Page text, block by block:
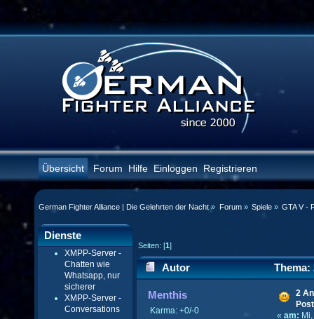
Übersicht Forum Hilfe Einloggen Registrieren
German Fighter Alliance | Die Gelehrten der Nacht» Forum» Spiele» GTA V -
Dienste
XMPP-Server -
Chatten wie
Whatsapp, nur
sicherer
XMPP-Server -
Conversations
Seiten: [1]
Autor
Thema:
(Gelesen 22761 mal)
Menthis
Karma: +0/-0
2
Post
« am: